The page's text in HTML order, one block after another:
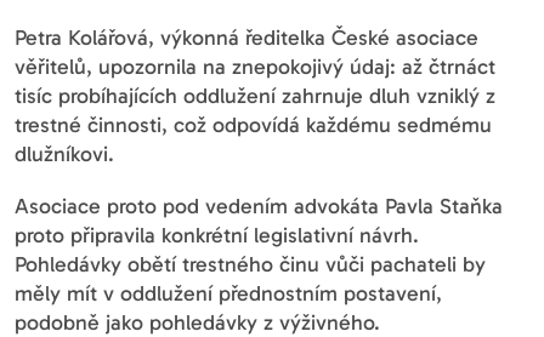
Petra Kolářová, výkonná ředitelka České asociace
věřitelů, upozornila na znepokojivý údaj: až čtrnáct
tisíc probíhajících oddlužení zahrnuje dluh vzniklý z
trestné činnosti, což odpovídá každému sedmému
dlužníkovi.
Asociace proto pod vedením advokáta Pavla Staňka
proto připravila konkrétní legislativní návrh.
Pohledávky obětí trestného činu vůči pachateli by
měly mít v oddlužení přednostním postavení,
podobně jako pohledávky z výživného.